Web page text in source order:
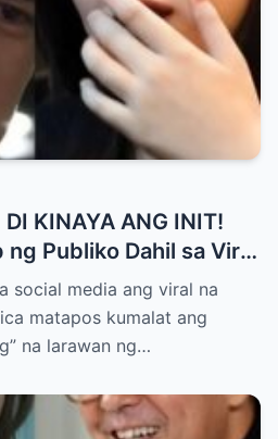
KINAYA ANG INIT!
ng Publiko Dahil sa Viral
KYLIE PADILLA —
sa Ganda at Lakas
ang Nagsisi
social media ang viral na
matapos kumalat ang
na larawan ng…